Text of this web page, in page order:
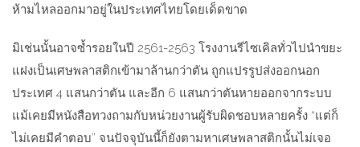
ห้ามไหลออกมาอยู่ในประเทศไทยโดยเด็ดขาด
มิเช่นนั้นอาจซ้ำรอยในปี 2561-2563 โรงงานรีไซเคิลทั่วไปนำขยะ
แฝงเป็นเศษพลาสติกเข้ามาล้านกว่าตัน ถูกแปรรูปส่งออกนอก
ประเทศ 4 แสนกว่าตัน และอีก 6 แสนกว่าตันหายออกจากระบบ
แม้เคยมีหนังสือทวงถามกับหน่วยงานผู้รับผิดชอบหลายครั้ง “แต่ก็
ไม่เคยมีคำตอบ” จนปัจจุบันนี้ก็ยังตามหาเศษพลาสติกนั้นไม่เจอ